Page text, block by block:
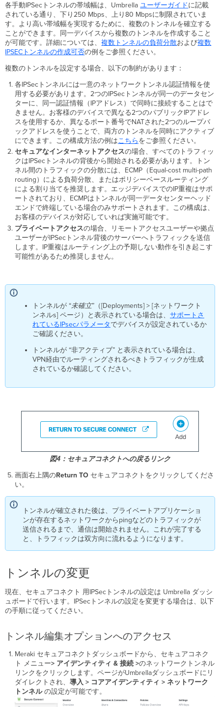
各手動IPSecトンネルの帯域幅は、Umbrellaユーザーガイドに記載
されている通り、下り250 Mbps、上り80 Mbpsに制限されていま
す。より高い帯域幅を実現するために、複数のトンネルを確立する
ことができます。同一デバイスから複数のトンネルを作成すること
が可能です。詳細については、複数トンネルの負荷分散および複数
IPSECトンネルの作成可否の例をご参照ください。
複数のトンネルを設定する場合、以下の制約があります：
各IPSecトンネルには一意のネットワークトンネル認証情報を使
用する必要があります。2つのIPSecトンネルが同一のデータセン
ターに、同一認証情報（IPアドレス）で同時に接続することはで
きません。お客様のデバイスで異なる2つのパブリックIPアドレ
スを使用するか、異なるポート番号でNATされた2つのループバ
ックアドレスを使うことで、両方のトンネルを同時にアクティブ
にできます。この構成方法の例はこちらをご参照ください。
セキュアなインターネットアクセスの場合、すべてのトラフィッ
クはIPSecトンネルの背後から開始される必要があります。トン
ネル間のトラフィックの分散には、ECMP（Equal-cost multi-path
routing）による負荷分散、またはポリシーベースルーティング
による割り当てを推奨します。エッジデバイスでのIP重複はサポ
ートされており、ECMPはトンネルが同一データセンターヘッド
エンドで終端している場合のみサポートされます。この構成は、
お客様のデバイスが対応していれば実施可能です。
プライベートアクセスの場合、リモートアクセスユーザーや拠点
ユーザーがIPSecトンネル背後のサーバーへトラフィックを送信
します。IP重複はルーティング上の予期しない動作を引き起こす
可能性があるため推奨しません。
トンネルが “未確立”（[Deployments] > [ネットワークト
ンネルs] ページ）と表示されている場合は、 サポートさ
れているIPsecパラメータでデバイスが設定されているか
ご確認ください。
トンネルが “非アクティブ” と表示されている場合は、
VPN経由でルーティングされるべきトラフィックが生成
されているか確認してください。
図4：セキュアコネクトへの戻るリンク
画面右上隅のReturnTO セキュアコネクトをクリックしてくださ
い。
トンネルが確立された後は、プライベートアプリケーショ
ンが存在するネットワークからpingなどのトラフィックが
送信されるまで、通信は開始されません。これが完了する
と、トラフィックは双方向に流れるようになります。
トンネルの変更
現在、セキュアコネクト 用IPSecトンネルの設定は Umbrella ダッシ
ュボードで行います。IPSecトンネルの設定を変更する場合は、以下
の手順に従ってください。
トンネル編集オプションへのアクセス
Meraki セキュアコネクトダッシュボードから、セキュアコネク
ト メニュー> アイデンティティ & 接続 >のネットワークトンネル
リンクをクリックします。ページがUmbrellaダッシュボードにリ
ダイレクトされ、 導入 > コアアイデンティティ > ネットワーク
トンネルの設定が可能です。